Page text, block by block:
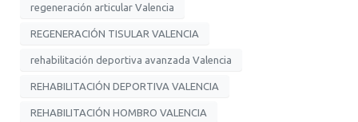
regeneración articular Valencia
REGENERACIÓN TISULAR VALENCIA
rehabilitación deportiva avanzada Valencia
REHABILITACIÓN DEPORTIVA VALENCIA
REHABILITACIÓN HOMBRO VALENCIA